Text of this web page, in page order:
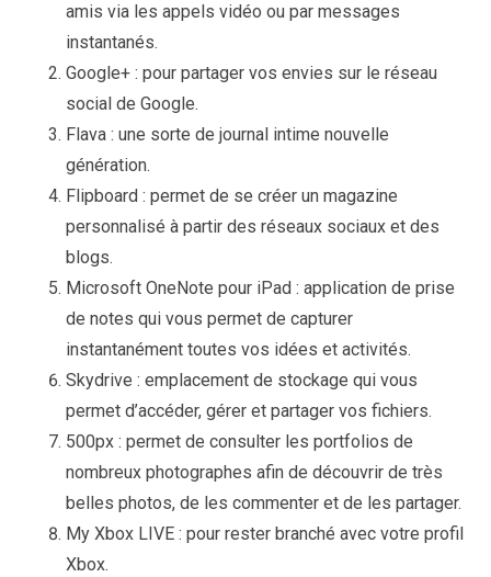
amis via les appels vidéo ou par messages
instantanés.
Google+ : pour partager vos envies sur le réseau
social de Google.
Flava : une sorte de journal intime nouvelle
génération.
Flipboard : permet de se créer un magazine
personnalisé à partir des réseaux sociaux et des
blogs.
Microsoft OneNote pour iPad : application de prise
de notes qui vous permet de capturer
instantanément toutes vos idées et activités.
Skydrive : emplacement de stockage qui vous
permet d’accéder, gérer et partager vos fichiers.
500px : permet de consulter les portfolios de
nombreux photographes afin de découvrir de très
belles photos, de les commenter et de les partager.
My Xbox LIVE : pour rester branché avec votre profil
Xbox.